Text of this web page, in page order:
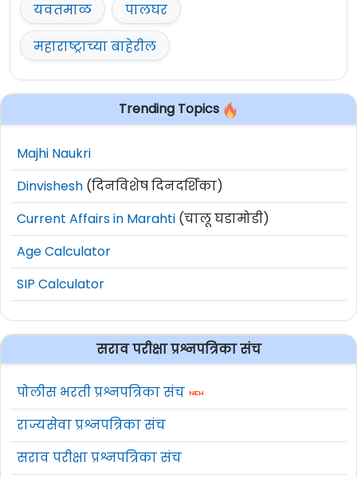
यवतमाळ
पालघर
महाराष्ट्राच्या बाहेरील
Trending Topics
Majhi Naukri
Dinvishesh (दिनविशेष दिनदर्शिका)
Current Affairs in Marahti (चालू घडामोडी)
Age Calculator
SIP Calculator
सराव परीक्षा प्रश्नपत्रिका संच
पोलीस भरती प्रश्नपत्रिका संच
राज्यसेवा प्रश्नपत्रिका संच
सराव परीक्षा प्रश्नपत्रिका संच